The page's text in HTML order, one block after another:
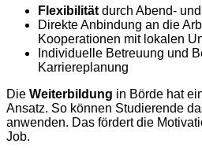
Flexibilität durch Abend-
Direkte Anbindung an die
Kooperationen mit lokalen
Individuelle Betreuung und
Karriereplanung
Die Weiterbildung in Börde hat
Ansatz. So können Studierende
anwenden. Das fördert die
Job.